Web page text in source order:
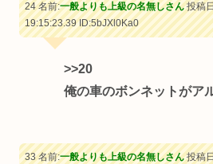
24 名前:一般よりも上級の名無しさん投稿
19:15:23.39ID:5bJXl0Ka0
>>20
俺の車のボンネットがア
33 名前:一般よりも上級の名無しさん投稿